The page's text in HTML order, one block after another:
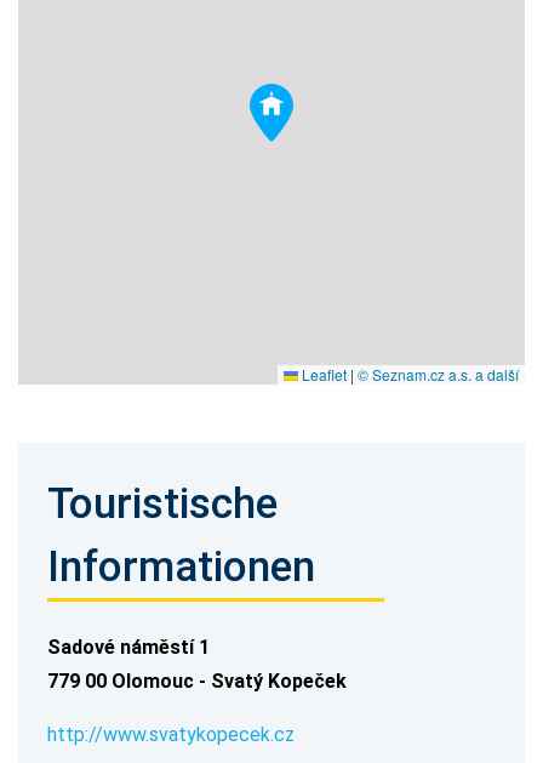
Leaflet | © Seznam.cz a.s. a další
Touristische
Informationen
Sadové náměstí 1
779 00 Olomouc - Svatý Kopeček
http://www.svatykopecek.cz